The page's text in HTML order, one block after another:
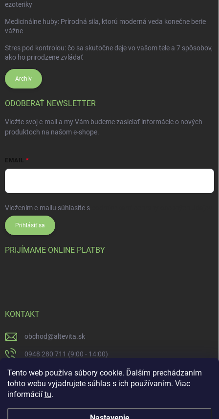
Tento web používa súbory cookie. Ďalším prechádzaním
tohto webu vyjadrujete súhlas s ich používaním. Viac
informácií tu.
ezoteriky
Medicinálne huby: Prírodná sila, ktorú moderná veda konečne berie
vážne
Stres pod kontrolou: čo sa skutočne deje vo vašom tele a 7 spôsobov,
ako ho prirodzene zvládať
Archív
ODOBERAŤ NEWSLETTER
Vložte svoj e-mail a my Vám budeme zasielať informácie o nových
produktoch na našom e-shope.
EMAIL
Vložením e-mailu súhlasíte s
Prihlásiť sa
PRIJÍMAME ONLINE PLATBY
KONTAKT
obchod@altevita.sk
0948 280 711 (9:00 - 14:00)
Altevita.sk
altevita